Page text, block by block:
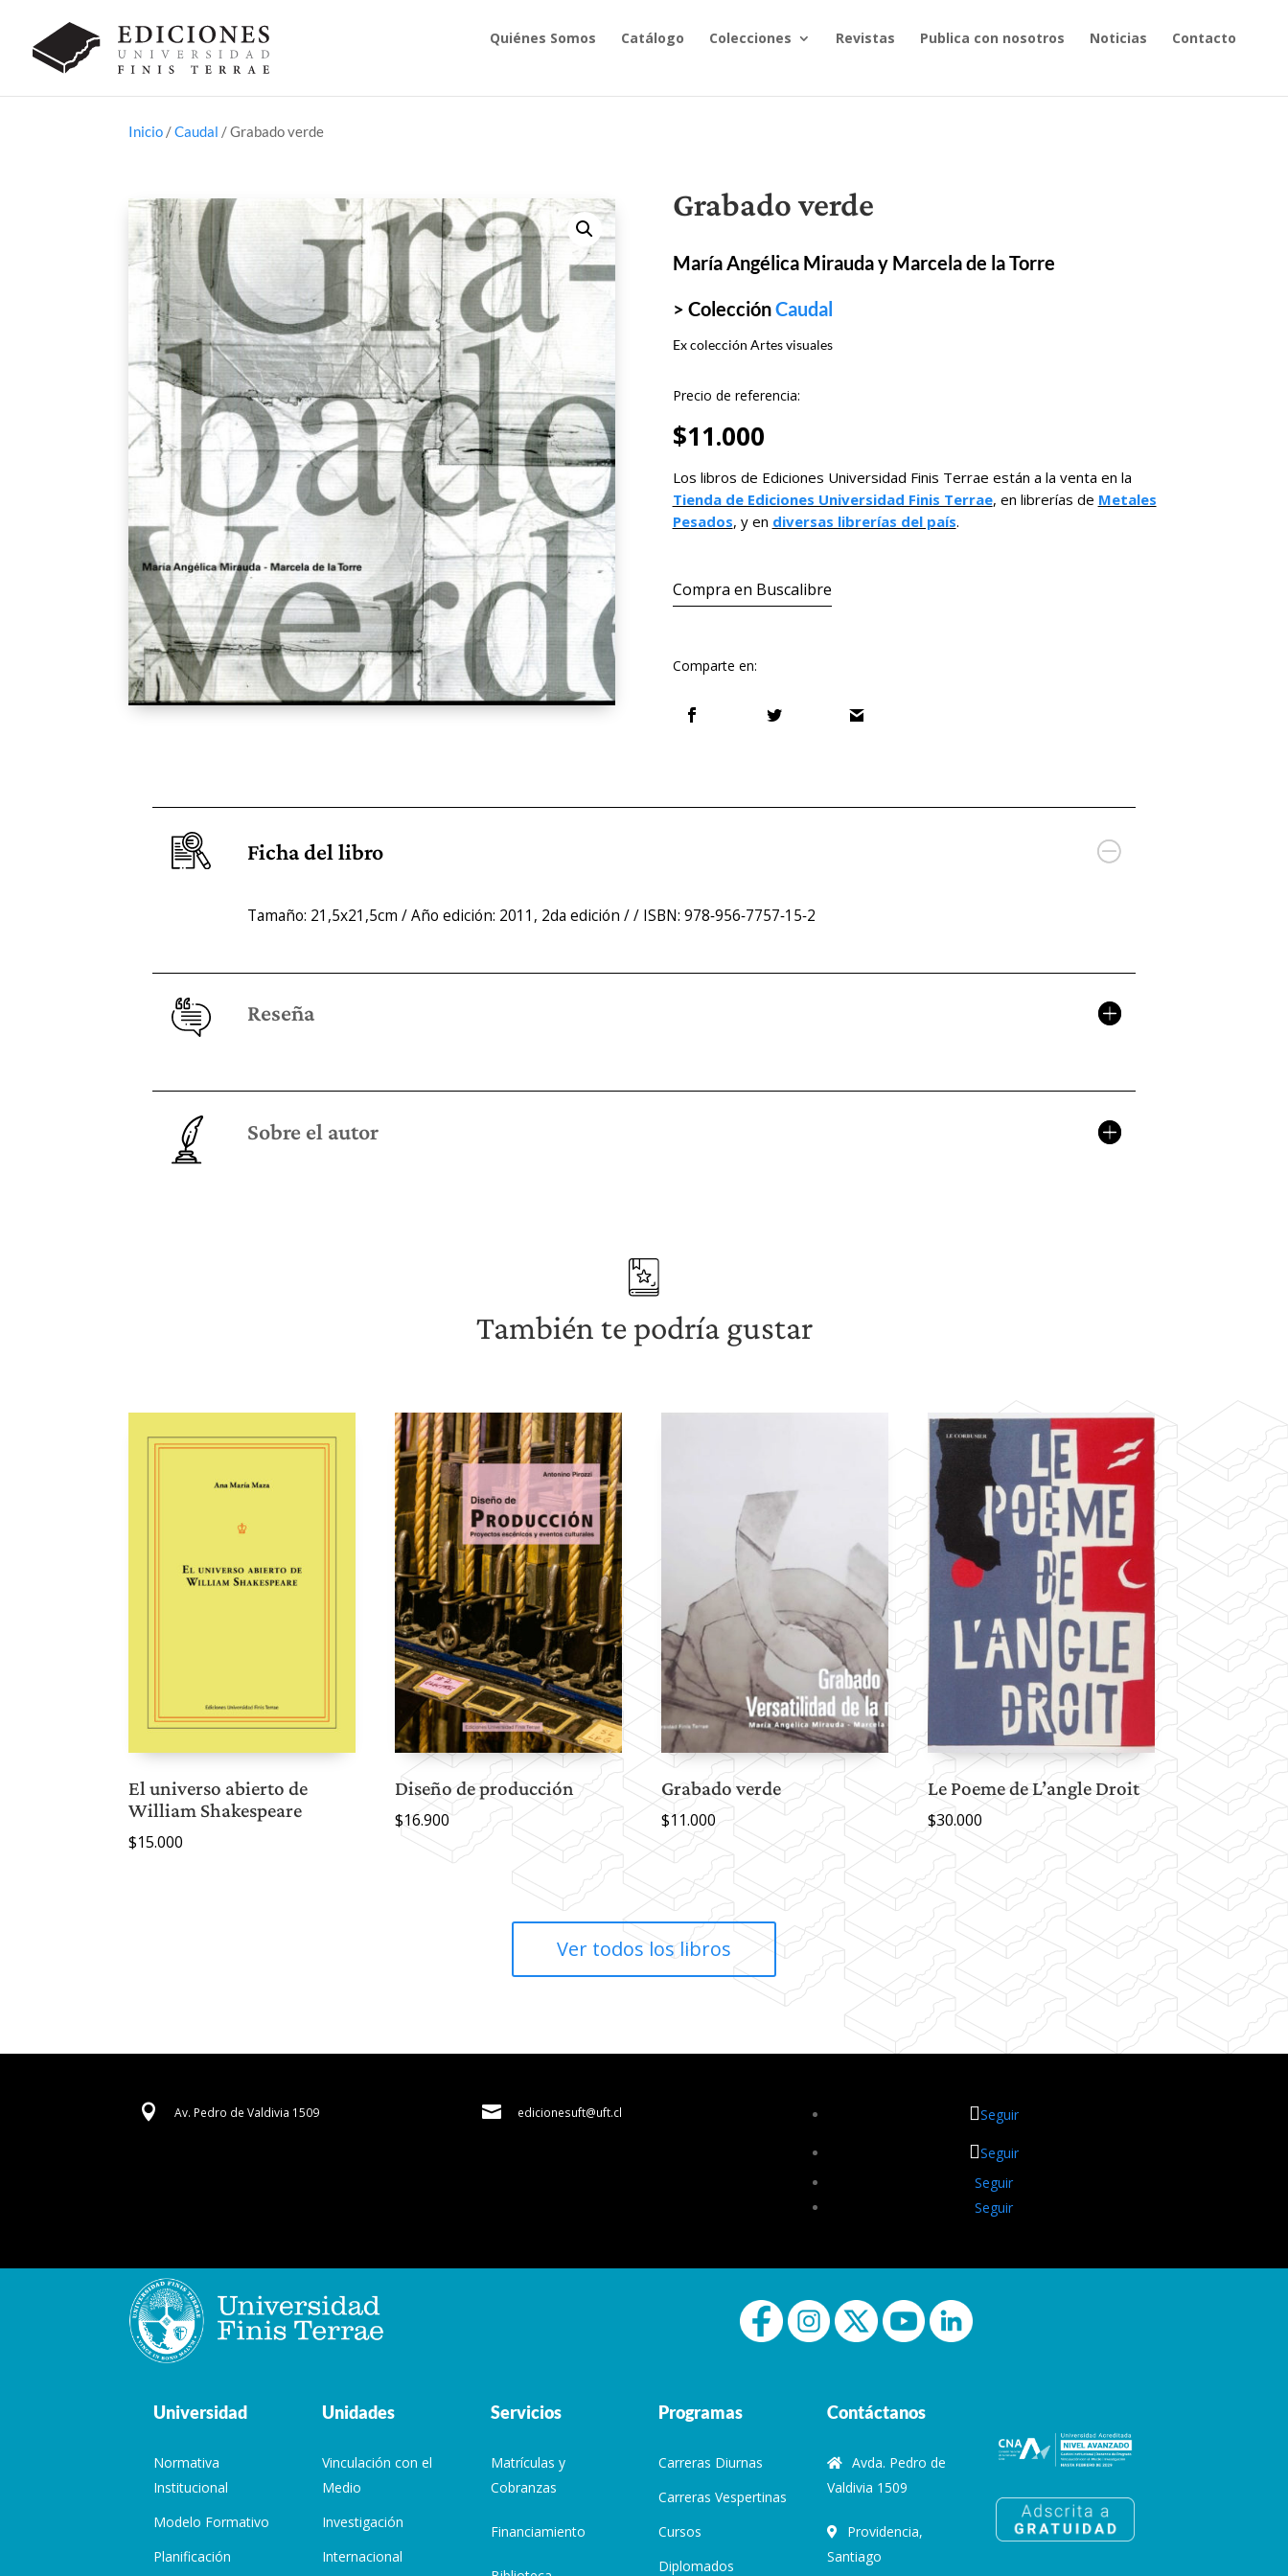
Quiénes Somos Catálogo Colecciones Revistas Publica con nosotros Noticias Contacto
Inicio /Caudal / Grabado verde
Grabado verde
María Angélica Mirauda y Marcela de la Torre
> ColecciónCaudal
Ex colección Artes visuales
Precio de referencia:
$11.000
Los libros de Ediciones Universidad Finis Terrae están a la venta en la
Tienda de Ediciones Universidad Finis Terrae, en librerías de Metales
Pesados, y en diversas librerías del país.
Compra en Buscalibre
Comparte en:
Ficha del libro
Tamaño: 21,5x21,5cm / Año edición: 2011, 2da edición / / ISBN: 978‐956‐7757‐15‐2
Reseña
Sobre el autor
También te podría gustar
El universo abierto de
William Shakespeare
$15.000
Diseño de producción
$16.900
Grabado verde
$11.000
Le Poeme de L’angle Droit
$30.000
Ver todos los libros
 Av. Pedro de Valdivia 1509  edicionesuft@uft.cl Seguir
Seguir
Seguir
Seguir
Universidad
Normativa
Institucional
Modelo Formativo
Planificación
Unidades
Vinculación con el
Medio
Investigación
Internacional
Servicios
Matrículas y
Cobranzas
Financiamiento
Programas
Carreras Diurnas
Carreras Vespertinas
Cursos
Diplomados
Contáctanos
Avda. Pedro de
Valdivia 1509
Providencia,
Santiago